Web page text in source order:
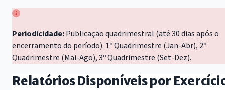
Periodicidade:Publicação quadrimestral (até 30 dias após o
encerramento do período). 1º Quadrimestre (Jan-Abr), 2º
Quadrimestre (Mai-Ago), 3º Quadrimestre (Set-Dez).
Relatórios Disponíveis por